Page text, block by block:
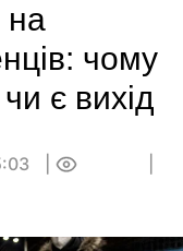
на
чому
є вихід